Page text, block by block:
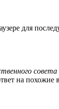
для
на